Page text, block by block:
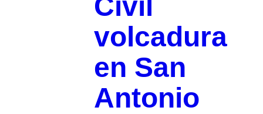
volcadura
en San
Antonio